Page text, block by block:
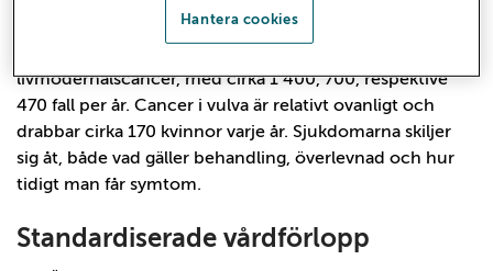
De tre vanligaste formerna av gynekologisk cancer är
livmoderhalscancer, med cirka 1 400, 700, respektive
470 fall per år. Cancer i vulva är relativt ovanligt och
drabbar cirka 170 kvinnor varje år. Sjukdomarna skiljer
sig åt, både vad gäller behandling, överlevnad och hur
tidigt man får symtom.
Standardiserade vårdförlopp
Hantera cookies